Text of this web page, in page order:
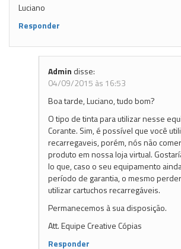
Luciano
Responder
Admin disse:
04/09/2015 às 16:53
Boa tarde, Luciano, tudo bom?
O tipo de tinta para utilizar nesse
Corante. Sim, é possível que você
recarregaveis, porém, nós não
produto em nossa loja virtual.
lo que, caso o seu equipamento
período de garantia, o mesmo
utilizar cartuchos recarregáveis.
Permanecemos à sua disposição.
Att. Equipe Creative Cópias
Responder